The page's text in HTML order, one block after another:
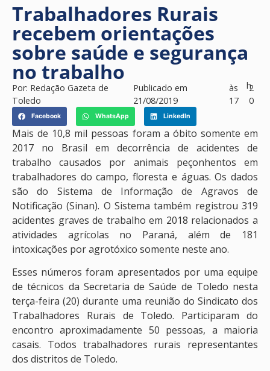
Trabalhadores Rurais
recebem orientações
sobre saúde e segurança
no trabalho
Por: Redação Gazeta de
Toledo
Publicado em
21/08/2019
às
17
h2
0
Facebook WhatsApp LinkedIn
Mais de 10,8 mil pessoas foram a óbito somente em
2017 no Brasil em decorrência de acidentes de
trabalho causados por animais peçonhentos em
trabalhadores do campo, floresta e águas. Os dados
são do Sistema de Informação de Agravos de
Notificação (Sinan). O Sistema também registrou 319
acidentes graves de trabalho em 2018 relacionados a
atividades agrícolas no Paraná, além de 181
intoxicações por agrotóxico somente neste ano.
Esses números foram apresentados por uma equipe
de técnicos da Secretaria de Saúde de Toledo nesta
terça-feira (20) durante uma reunião do Sindicato dos
Trabalhadores Rurais de Toledo. Participaram do
encontro aproximadamente 50 pessoas, a maioria
casais. Todos trabalhadores rurais representantes
dos distritos de Toledo.